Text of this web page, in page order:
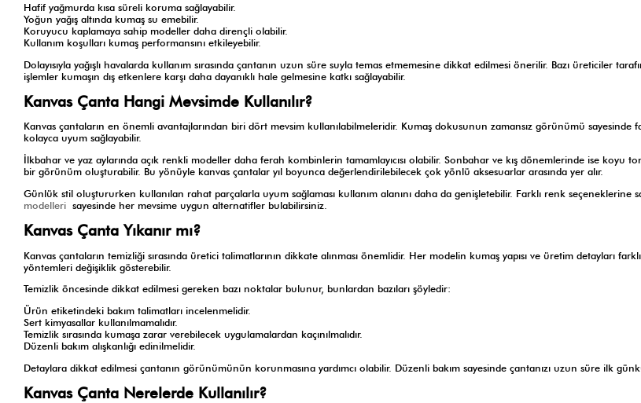
Hafif yağmurda kısa süreli koruma sağlayabilir.
Yoğun yağış altında kumaş su emebilir.
Koruyucu kaplamaya sahip modeller daha dirençli olabilir.
Kullanım koşulları kumaş performansını etkileyebilir.
Dolayısıyla yağışlı havalarda kullanım sırasında çantanın uzun süre suyla temas etmemesine dikkat edilmesi önerilir. Bazı üreticiler
işlemler kumaşın dış etkenlere karşı daha dayanıklı hale gelmesine katkı sağlayabilir.
Kanvas Çanta Hangi Mevsimde Kullanılır?
Kanvas çantaların en önemli avantajlarından biri dört mevsim kullanılabilmeleridir. Kumaş dokusunun zamansız görünümü sayesinde
kolayca uyum sağlayabilir.
İlkbahar ve yaz aylarında açık renkli modeller daha ferah kombinlerin tamamlayıcısı olabilir. Sonbahar ve kış dönemlerinde ise koyu
bir görünüm oluşturabilir. Bu yönüyle kanvas çantalar yıl boyunca değerlendirilebilecek çok yönlü aksesuarlar arasında yer alır.
Günlük stil oluştururken kullanılan rahat parçalarla uyum sağlaması kullanım alanını daha da genişletebilir. Farklı renk seçeneklerine
modelleri sayesinde her mevsime uygun alternatifler bulabilirsiniz.
Kanvas Çanta Yıkanır mı?
Kanvas çantaların temizliği sırasında üretici talimatlarının dikkate alınması önemlidir. Her modelin kumaş yapısı ve üretim detayları
yöntemleri değişiklik gösterebilir.
Temizlik öncesinde dikkat edilmesi gereken bazı noktalar bulunur, bunlardan bazıları şöyledir:
Ürün etiketindeki bakım talimatları incelenmelidir.
Sert kimyasallar kullanılmamalıdır.
Temizlik sırasında kumaşa zarar verebilecek uygulamalardan kaçınılmalıdır.
Düzenli bakım alışkanlığı edinilmelidir.
Detaylara dikkat edilmesi çantanın görünümünün korunmasına yardımcı olabilir. Düzenli bakım sayesinde çantanızı uzun süre ilk
Kanvas Çanta Nerelerde Kullanılır?